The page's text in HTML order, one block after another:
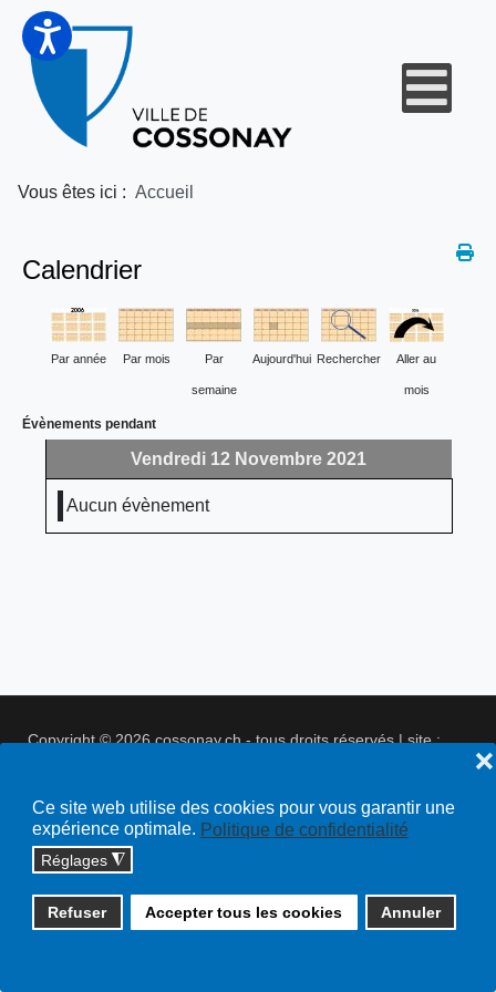
Ce site web utilise des cookies pour vous garantir une
expérience optimale. Politique de confidentialité
Réglages ◮
Refuser Accepter tous les cookies Annuler
❌
Vous êtes ici : Accueil
Calendrier
Par année Par mois Par
semaine
Aujourd'hui Rechercher Aller au
mois
Évènements pendant
Vendredi 12 Novembre 2021
Aucun évènement
Copyright © 2026 cossonay.ch - tous droits réservés | site :
Plan du site